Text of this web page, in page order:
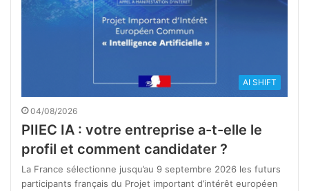
AI SHIFT
04/08/2026
PIIEC IA : votre entreprise a-t-elle le
profil et comment candidater ?
La France sélectionne jusqu’au 9 septembre 2026 les futurs
participants français du Projet important d’intérêt européen